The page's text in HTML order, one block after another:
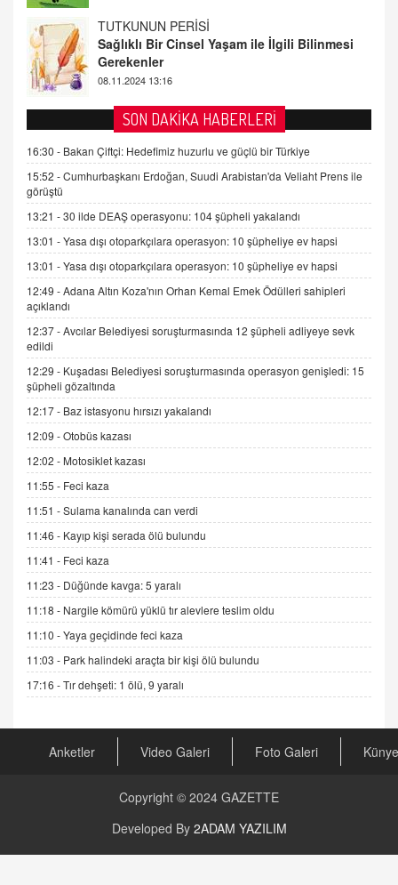
FARUK ÖNALAN
Tezkere Onaylanmasaydı…
2 Kasım 2021 Salı 00:11
AV. DOĞAN CAN DOĞAN
Kişisel verilerin korunması ve dijital hukukun
gelişimi
15.09.2025 16:17
SEHER EREK
Kış Ayları Geldi, Hangi Önlemler Alınmalı?
9.12.2025 10:11
İNCİ GÜL AKÖL
06.07.2026 13:00
ADEM AKÖL
Esed Destekçilerinin Yüzüne Vurulan Şamar:
Sednaya
11.12.2024 12:30
DR. EKREM ASLAN
Gerçek Ne, Algı Ne? "Beraber Yürüyoruz"
Cümlesinin Peşinden
19.07.2025 12:45
GÖNÜL MENEKŞE
Şifacının Yolu
04.11.2025 12:56
AV. RÜMEYSA ÖZKALE
Kira Uyuşmazlıklarında Dava Açmadan Önce
Arabulucuya Başvuru Şartı
CAN UĞURATEŞ
Değişen yapısıyla Suriye
GÜNLÜK BURÇ YORUMU
SON DAKİKA HABERLERİ
16:30 - Bakan Çiftçi: Hedefimiz huzurlu ve güçlü bir Türkiye
15:52 -Cumhurbaşkanı Erdoğan, Suudi Arabistan'da Veliaht Prens ile
görüştü
13:21 -30 ilde DEAŞ operasyonu: 104 şüpheli yakalandı
13:01 -Yasa dışı otoparkçılara operasyon: 10 şüpheliye ev hapsi
13:01 -Yasa dışı otoparkçılara operasyon: 10 şüpheliye ev hapsi
12:49 -Adana Altın Koza'nın Orhan Kemal Emek Ödülleri sahipleri
açıklandı
12:37 -Avcılar Belediyesi soruşturmasında 12 şüpheli adliyeye sevk
edildi
12:29 - Kuşadası Belediyesi soruşturmasında operasyon genişledi: 15
şüpheli gözaltında
12:17 - Baz istasyonu hırsızı yakalandı
12:09 -Otobüs kazası
12:02 - Motosiklet kazası
11:55 - Feci kaza
11:51 -Sulama kanalında can verdi
11:46 - Kayıp kişi serada ölü bulundu
11:41 - Feci kaza
11:23 - Düğünde kavga: 5 yaralı
11:18 - Nargile kömürü yüklü tır alevlere teslim oldu
11:10 -Yaya geçidinde feci kaza
11:03 - Park halindeki araçta bir kişi ölü bulundu
17:16 -Tır dehşeti: 1 ölü, 9 yaralı
Anketler Video Galeri Foto Galeri Künye
Copyright © 2024 GAZETTE
Developed By 2ADAM YAZILIM